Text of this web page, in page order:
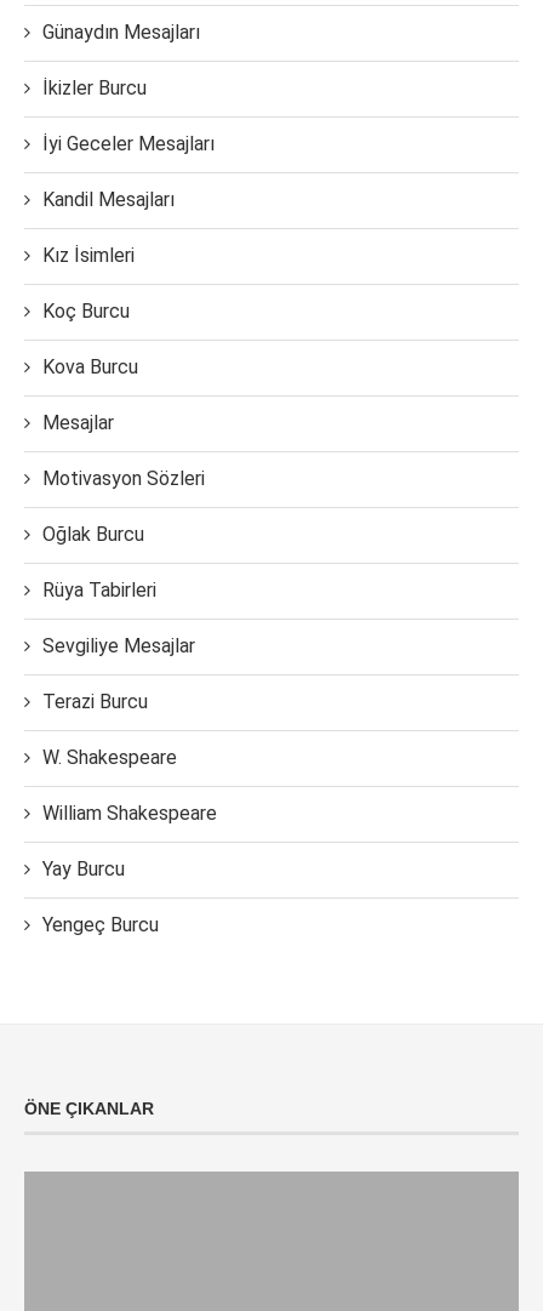
Günaydın Mesajları
İkizler Burcu
İyi Geceler Mesajları
Kandil Mesajları
Kız İsimleri
Koç Burcu
Kova Burcu
Mesajlar
Motivasyon Sözleri
Oğlak Burcu
Rüya Tabirleri
Sevgiliye Mesajlar
Terazi Burcu
W. Shakespeare
William Shakespeare
Yay Burcu
Yengeç Burcu
ÖNE ÇIKANLAR